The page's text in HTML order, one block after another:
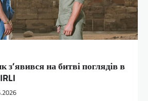
з’явився на битві поглядів в